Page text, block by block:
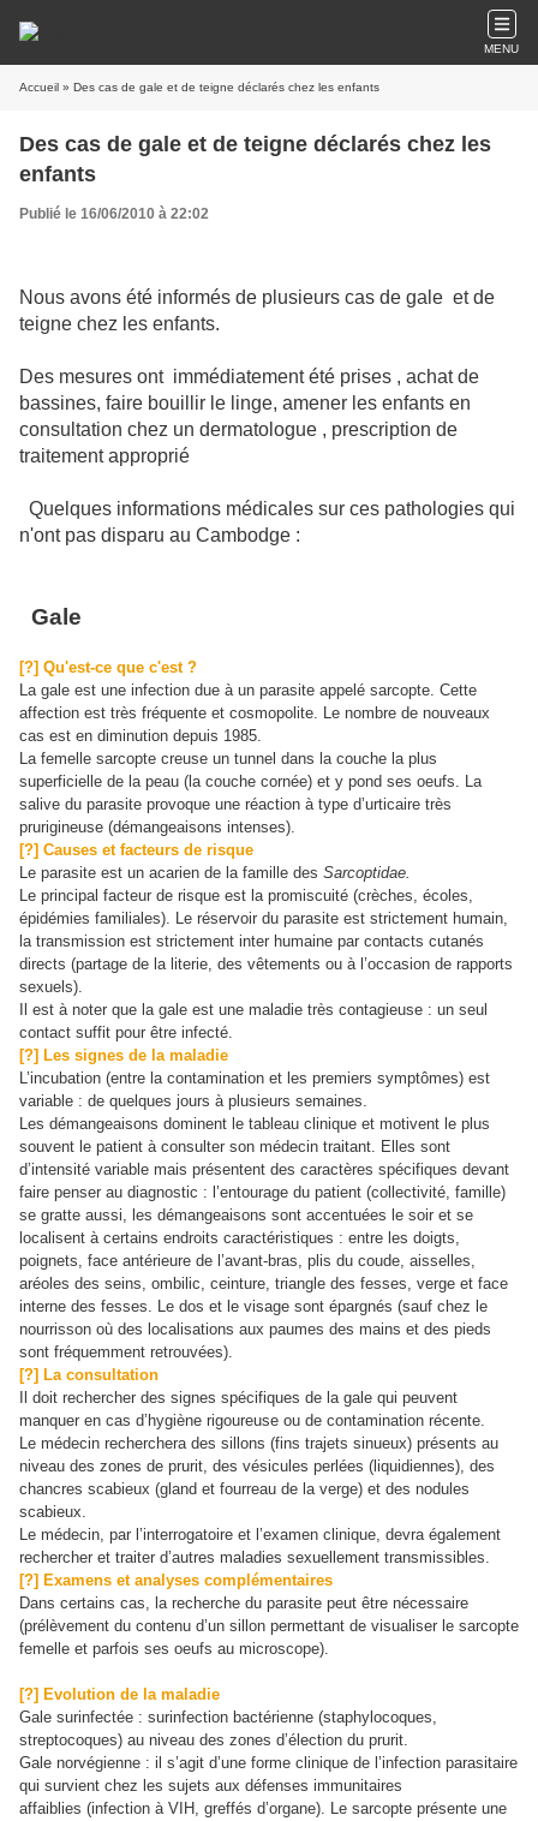
MENU
Accueil » Des cas de gale et de teigne déclarés chez les enfants
Des cas de gale et de teigne déclarés chez les
enfants
Publié le 16/06/2010 à 22:02
Nous avons été informés de plusieurs cas de gale et de
teigne chez les enfants.
Des mesures ont immédiatement été prises , achat de
bassines, faire bouillir le linge, amener les enfants en
consultation chez un dermatologue , prescription de
traitement approprié
Quelques informations médicales sur ces pathologies qui
n'ont pas disparu au Cambodge :
Gale
[?] Qu'est-ce que c'est ?
La gale est une infection due à un parasite appelé sarcopte. Cette
affection est très fréquente et cosmopolite. Le nombre de nouveaux
cas est en diminution depuis 1985.
La femelle sarcopte creuse un tunnel dans la couche la plus
superficielle de la peau (la couche cornée) et y pond ses oeufs. La
salive du parasite provoque une réaction à type d’urticaire très
prurigineuse (démangeaisons intenses).
[?] Causes et facteurs de risque
Le parasite est un acarien de la famille des Sarcoptidae.
Le principal facteur de risque est la promiscuité (crèches, écoles,
épidémies familiales). Le réservoir du parasite est strictement humain,
la transmission est strictement inter humaine par contacts cutanés
directs (partage de la literie, des vêtements ou à l’occasion de rapports
sexuels).
Il est à noter que la gale est une maladie très contagieuse : un seul
contact suffit pour être infecté.
[?] Les signes de la maladie
L’incubation (entre la contamination et les premiers symptômes) est
variable : de quelques jours à plusieurs semaines.
Les démangeaisons dominent le tableau clinique et motivent le plus
souvent le patient à consulter son médecin traitant. Elles sont
d’intensité variable mais présentent des caractères spécifiques devant
faire penser au diagnostic : l’entourage du patient (collectivité, famille)
se gratte aussi, les démangeaisons sont accentuées le soir et se
localisent à certains endroits caractéristiques : entre les doigts,
poignets, face antérieure de l’avant-bras, plis du coude, aisselles,
aréoles des seins, ombilic, ceinture, triangle des fesses, verge et face
interne des fesses. Le dos et le visage sont épargnés (sauf chez le
nourrisson où des localisations aux paumes des mains et des pieds
sont fréquemment retrouvées).
[?] La consultation
Il doit rechercher des signes spécifiques de la gale qui peuvent
manquer en cas d’hygiène rigoureuse ou de contamination récente.
Le médecin recherchera des sillons (fins trajets sinueux) présents au
niveau des zones de prurit, des vésicules perlées (liquidiennes), des
chancres scabieux (gland et fourreau de la verge) et des nodules
scabieux.
Le médecin, par l’interrogatoire et l’examen clinique, devra également
rechercher et traiter d’autres maladies sexuellement transmissibles.
[?] Examens et analyses complémentaires
Dans certains cas, la recherche du parasite peut être nécessaire
(prélèvement du contenu d’un sillon permettant de visualiser le sarcopte
femelle et parfois ses oeufs au microscope).
[?] Evolution de la maladie
Gale surinfectée : surinfection bactérienne (staphylocoques,
streptocoques) au niveau des zones d’élection du prurit.
Gale norvégienne : il s’agit d’une forme clinique de l’infection parasitaire
qui survient chez les sujets aux défenses immunitaires
affaiblies (infection à VIH, greffés d’organe). Le sarcopte présente une